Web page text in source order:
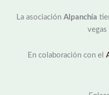
La asociación Alpanchía
vegas
En colaboración con el